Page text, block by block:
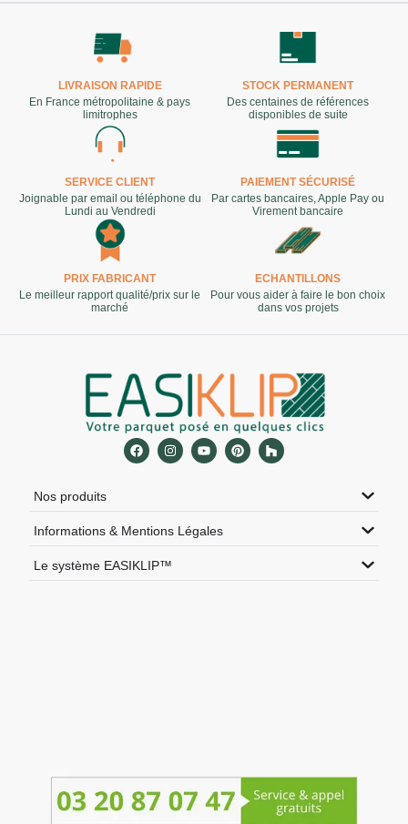
LIVRAISON RAPIDE
En France métropolitaine & pays
limitrophes
STOCK PERMANENT
Des centaines de références
disponibles de suite
SERVICE CLIENT
Joignable par email ou téléphone du
Lundi au Vendredi
PAIEMENT SÉCURISÉ
Par cartes bancaires, Apple Pay ou
Virement bancaire
PRIX FABRICANT
Le meilleur rapport qualité/prix sur le
marché
ECHANTILLONS
Pour vous aider à faire le bon choix
dans vos projets
Nos produits
Informations & Mentions Légales
Le système EASIKLIP™